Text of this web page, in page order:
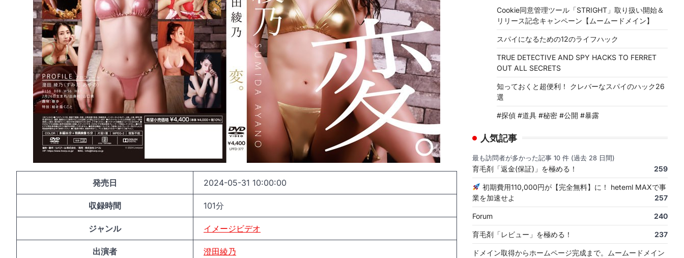
発売日 2024-05-31 10:00:00
収録時間 101分
ジャンル イメージビデオ
出演者 澄田綾乃
Cookie同意管理ツール「STRIGHT」取り扱い開始＆
リリース記念キャンペーン【ムームードメイン】
スパイになるための12のライフハック
TRUE DETECTIVE AND SPY HACKS TO FERRET
OUT ALL SECRETS
知っておくと超便利！ クレバーなスパイのハック26
選
#探偵 #道具 #秘密 #公開 #暴露
人気記事
最も訪問者が多かった記事 10 件 (過去 28 日間)
育毛剤「返金(保証)」を極める！ 259
初期費用110,000円が【完全無料】に！ heteml MAXで事
業を加速せよ
257
Forum 240
育毛剤「レビュー」を極める！ 237
ドメイン取得からホームページ完成まで。ムームードメイン